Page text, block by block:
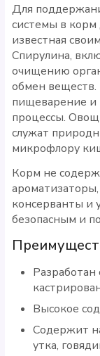
Для
системы в корм
известная
Спирулина,
очищению
обмен веществ.
пищеварение и
процессы.
служат
микрофлору
Корм не
консерванты и
безопасным и
Разработан
Высокое
Содержит
утка,